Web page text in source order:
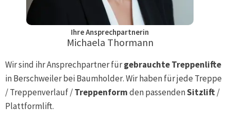
Ihre Ansprechpartnerin
Michaela Thormann
Wir sind ihr Ansprechpartner fürgebrauchte Treppenlifte
inBerschweiler bei Baumholder. Wir haben für jede Treppe
/ Treppenverlauf /Treppenformden passendenSitzlift/
Plattformlift.